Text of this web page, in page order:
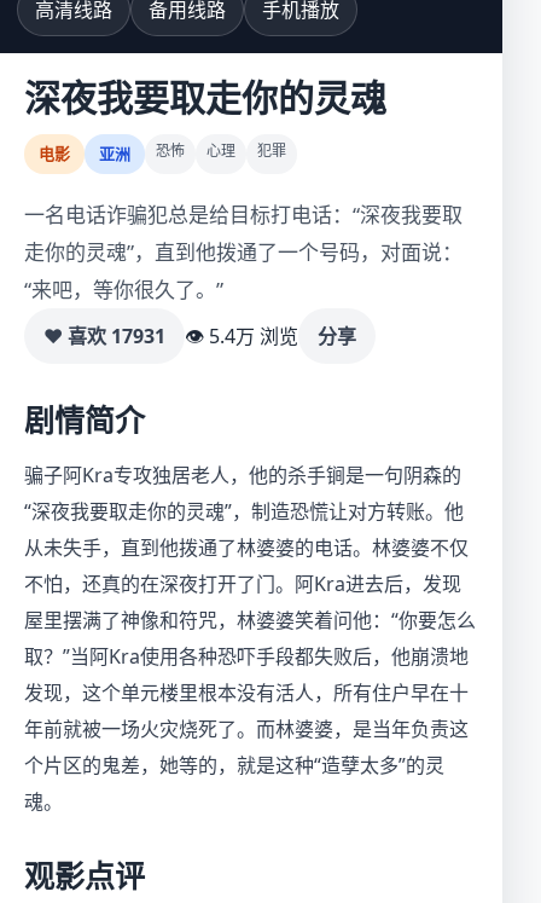
高清线路 备用线路 手机播放
深夜我要取走你的灵魂
电影 亚洲 恐怖 心理 犯罪
一名电话诈骗犯总是给目标打电话：“深夜我要取
走你的灵魂”，直到他拨通了一个号码，对面说：
“来吧，等你很久了。”
♥ 喜欢 17931 👁 5.4万 浏览 分享
剧情简介
骗子阿Kra专攻独居老人，他的杀手锏是一句阴森的
“深夜我要取走你的灵魂”，制造恐慌让对方转账。他
从未失手，直到他拨通了林婆婆的电话。林婆婆不仅
不怕，还真的在深夜打开了门。阿Kra进去后，发现
屋里摆满了神像和符咒，林婆婆笑着问他：“你要怎么
取？”当阿Kra使用各种恐吓手段都失败后，他崩溃地
发现，这个单元楼里根本没有活人，所有住户早在十
年前就被一场火灾烧死了。而林婆婆，是当年负责这
个片区的鬼差，她等的，就是这种“造孽太多”的灵
魂。
观影点评